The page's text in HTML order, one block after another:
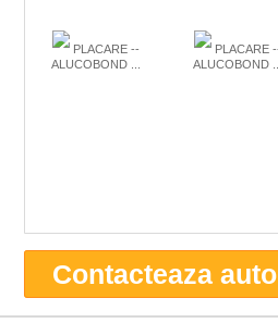
PLACARE --
ALUCOBOND ...
PLACARE
ALUCOBOND
Contacteaza